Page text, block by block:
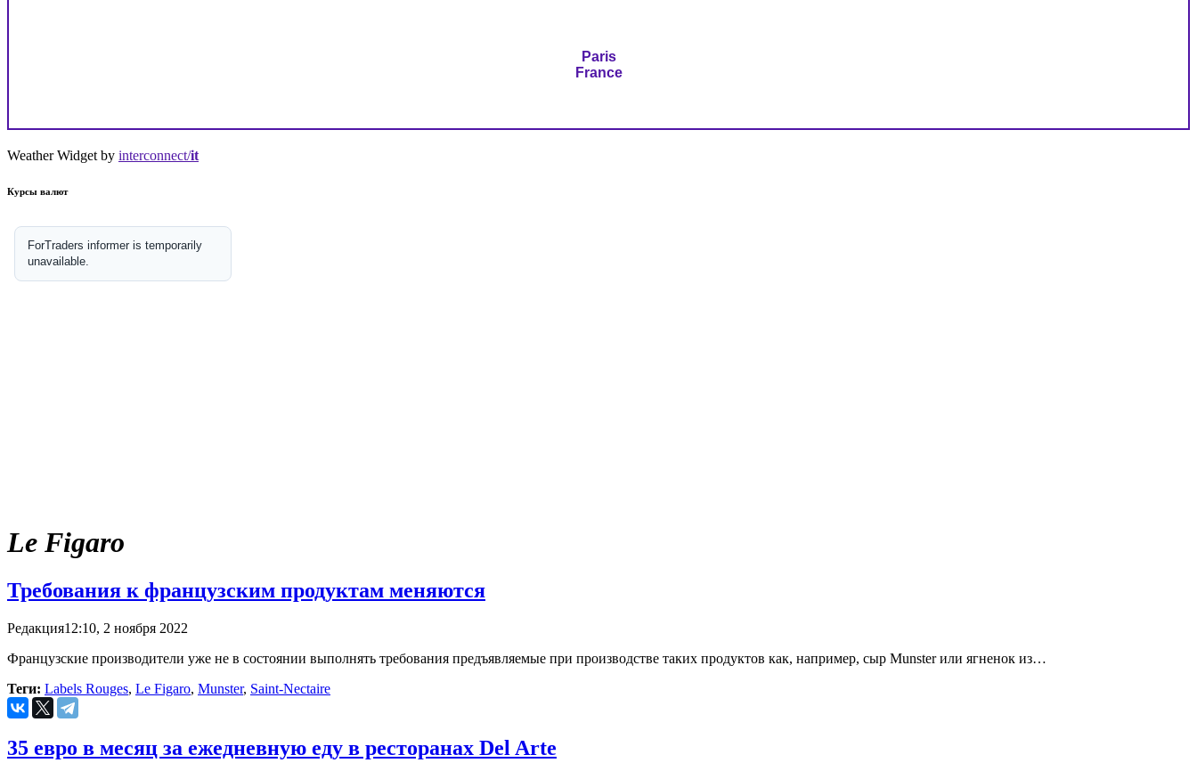
Paris
France
Weather Widget by interconnect/it
Курсы валют
Le Figaro
Требования к французским продуктам меняются
Редакция12:10, 2 ноября 2022
Французские производители уже не в состоянии выполнять требования предъявляемые при производстве таких продуктов как, например, сыр Munster или ягненок из…
Теги: Labels Rouges, Le Figaro, Munster, Saint-Nectaire
35 евро в месяц за ежедневную еду в ресторанах Del Arte